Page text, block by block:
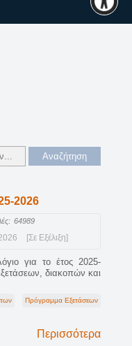
2026
64989
[Σε Εξέλιξη]
για το έτος 2025-
διακοπών και
Πρόγραμμα Εξετάσεων
Περισσότερα